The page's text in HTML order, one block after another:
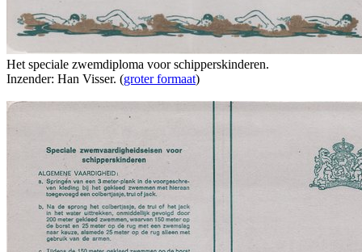
Het speciale zwemdiploma voor schipperskinderen.
Inzender: Han Visser. (groter formaat)